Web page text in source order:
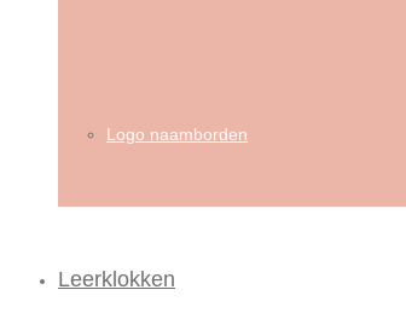
Logo naamborden
Leerklokken